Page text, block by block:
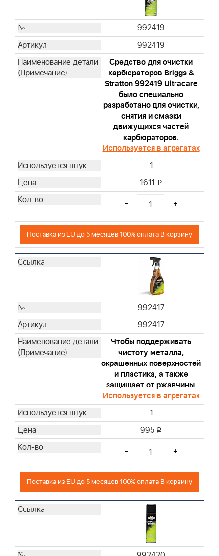
992419
992419
Средство для очистки
карбюраторов Briggs &
Stratton 992419 Ultracare
было специально
разработано для очистки,
снятия и смазки
движущихся частей
карбюраторов.
Используется в агрегатах
1
1611 i
- +
Поставка из EU до 5 месяцев 100% оплата В корзину
992417
992417
Чтобы поддерживать
чистоту металла,
окрашенных поверхностей
и пластика, а также
защищает от ржавчины.
Используется в агрегатах
1
995 i
- +
Поставка из EU до 5 месяцев 100% оплата В корзину